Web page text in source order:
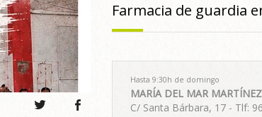
Farmacia de guardia
Hasta 9:30h de domingo
MARÍA DEL MAR
C/ Santa Bárbara, 17 - Tlf: